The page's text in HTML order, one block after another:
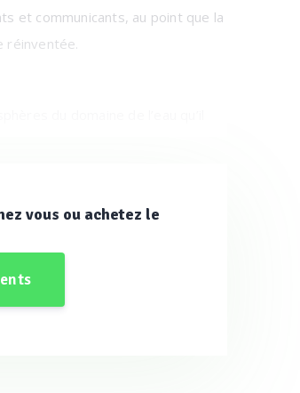
et communicants, au point que la
réinventée.
vous ou achetez le